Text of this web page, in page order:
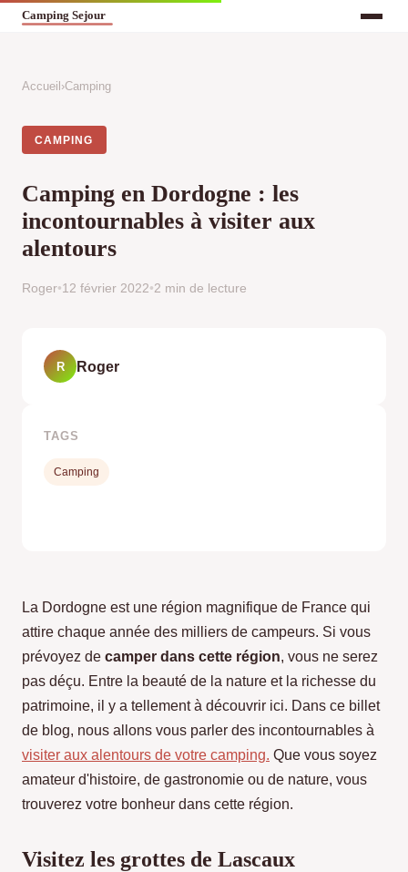
Accueil ›Camping
CAMPING
Camping en Dordogne : les
incontournables à visiter aux
alentours
Roger•12 février 2022•2 min de lecture
La Dordogne est une région magnifique de France qui
attire chaque année des milliers de campeurs. Si vous
prévoyez de camper dans cette région, vous ne serez
pas déçu. Entre la beauté de la nature et la richesse du
patrimoine, il y a tellement à découvrir ici. Dans ce billet
de blog, nous allons vous parler des incontournables à
visiter aux alentours de votre camping. Que vous soyez
amateur d'histoire, de gastronomie ou de nature, vous
trouverez votre bonheur dans cette région.
Visitez les grottes de Lascaux
R Roger
TAGS
Camping